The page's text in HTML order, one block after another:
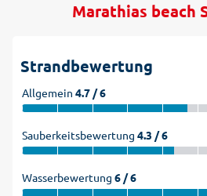
Marathias beach
Strandbewertung
Allgemein 4.7 / 6
Sauberkeitsbewertung 4.3 / 6
Wasserbewertung 6 / 6